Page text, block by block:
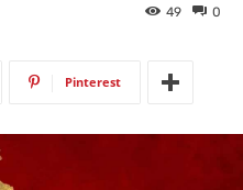
0
49
Pinterest